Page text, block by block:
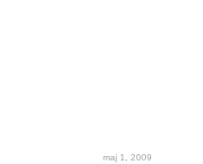
maj 1, 2009